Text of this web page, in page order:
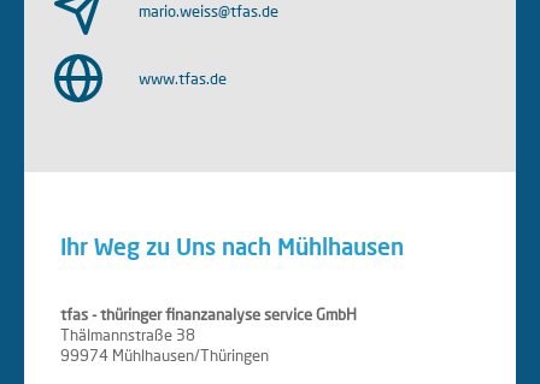
mario.weiss@tfas.de
www.tfas.de
Ihr Weg zu Uns nach Mühlhausen
tfas - thüringer finanzanalyse service GmbH
Thälmannstraße 38
99974 Mühlhausen/Thüringen